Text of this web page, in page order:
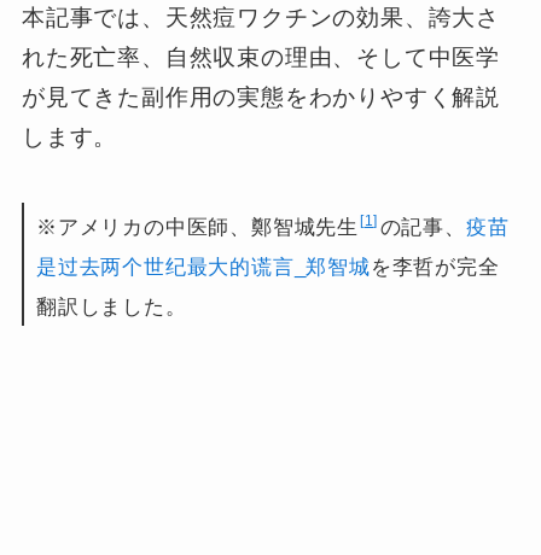
本記事では、天然痘ワクチンの効果、誇大さ
れた死亡率、自然収束の理由、そして中医学
が見てきた副作用の実態をわかりやすく解説
します。
※アメリカの中医師、鄭智城先生 1 の記事、 疫苗
是过去两个世纪最大的谎言_郑智城を李哲が完全
翻訳しました。